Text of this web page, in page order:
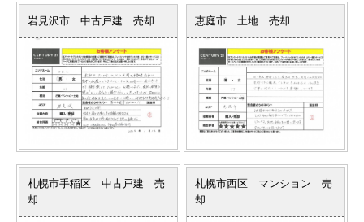
岩見沢市 中古戸建 売却 恵庭市 土地 売却
札幌市手稲区 中古戸建 売
却
札幌市西区 マンション 売
却